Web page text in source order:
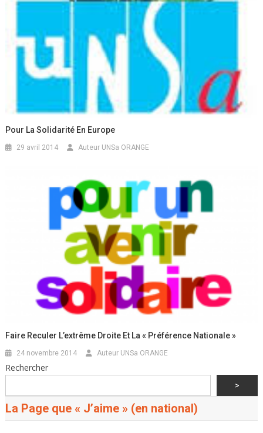
Pour La Solidarité En Europe
29 avril 2014 Auteur UNSa ORANGE
Faire Reculer L’extrême Droite Et La « Préférence Nationale »
24 novembre 2014 Auteur UNSa ORANGE
Rechercher
>
La Page que « J’aime » (en national)